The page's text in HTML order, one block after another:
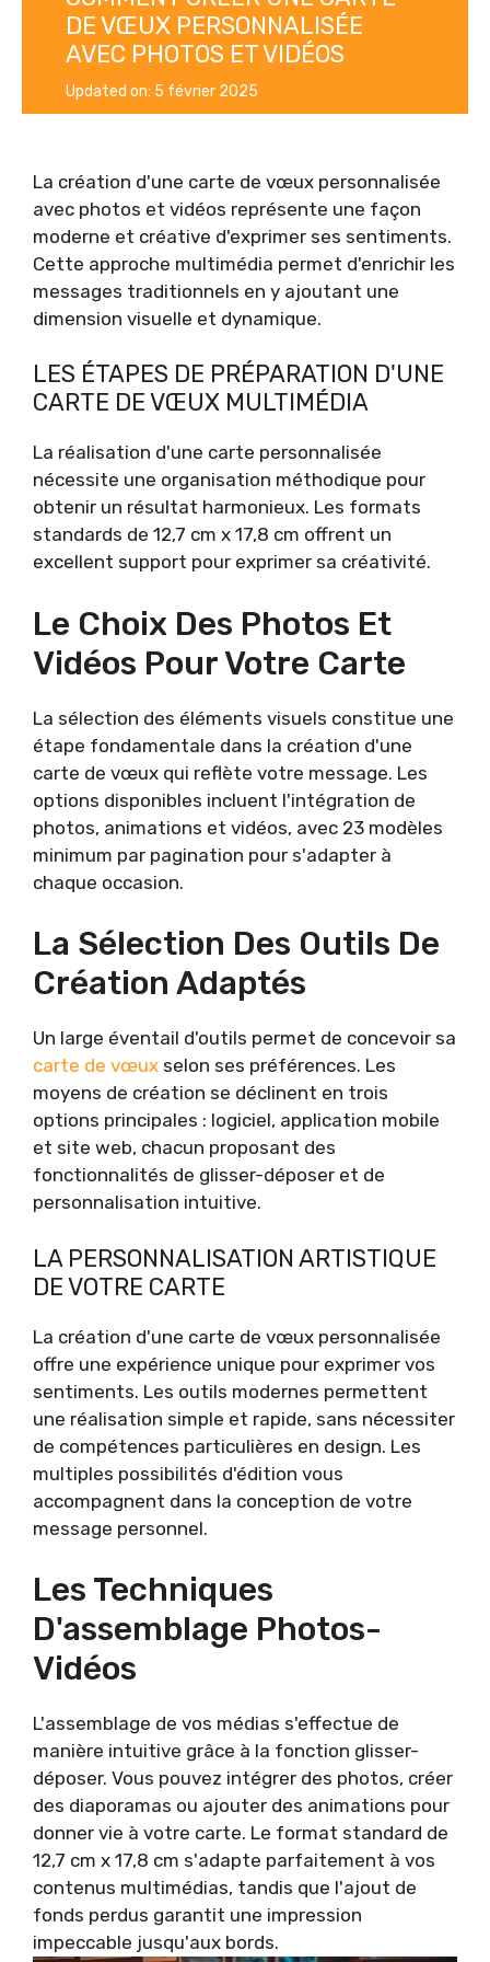
DE VŒUX PERSONNALISÉE
AVEC PHOTOS ET VIDÉOS
Updated on: 5 février 2025
La création d'une carte de vœux personnalisée
avec photos et vidéos représente une façon
moderne et créative d'exprimer ses sentiments.
Cette approche multimédia permet d'enrichir les
messages traditionnels en y ajoutant une
dimension visuelle et dynamique.
LES ÉTAPES DE PRÉPARATION D'UNE
CARTE DE VŒUX MULTIMÉDIA
La réalisation d'une carte personnalisée
nécessite une organisation méthodique pour
obtenir un résultat harmonieux. Les formats
standards de 12,7 cm x 17,8 cm offrent un
excellent support pour exprimer sa créativité.
Le Choix Des Photos Et
Vidéos Pour Votre Carte
La sélection des éléments visuels constitue une
étape fondamentale dans la création d'une
carte de vœux qui reflète votre message. Les
options disponibles incluent l'intégration de
photos, animations et vidéos, avec 23 modèles
minimum par pagination pour s'adapter à
chaque occasion.
La Sélection Des Outils De
Création Adaptés
Un large éventail d'outils permet de concevoir sa
carte de vœux selon ses préférences. Les
moyens de création se déclinent en trois
options principales : logiciel, application mobile
et site web, chacun proposant des
fonctionnalités de glisser-déposer et de
personnalisation intuitive.
LA PERSONNALISATION ARTISTIQUE
DE VOTRE CARTE
La création d'une carte de vœux personnalisée
offre une expérience unique pour exprimer vos
sentiments. Les outils modernes permettent
une réalisation simple et rapide, sans nécessiter
de compétences particulières en design. Les
multiples possibilités d'édition vous
accompagnent dans la conception de votre
message personnel.
Les Techniques
D'assemblage Photos-
Vidéos
L'assemblage de vos médias s'effectue de
manière intuitive grâce à la fonction glisser-
déposer. Vous pouvez intégrer des photos, créer
des diaporamas ou ajouter des animations pour
donner vie à votre carte. Le format standard de
12,7 cm x 17,8 cm s'adapte parfaitement à vos
contenus multimédias, tandis que l'ajout de
fonds perdus garantit une impression
impeccable jusqu'aux bords.